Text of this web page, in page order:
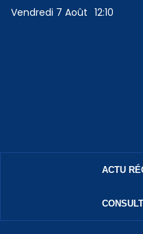
Vendredi 7 Août 12:10
ACTU